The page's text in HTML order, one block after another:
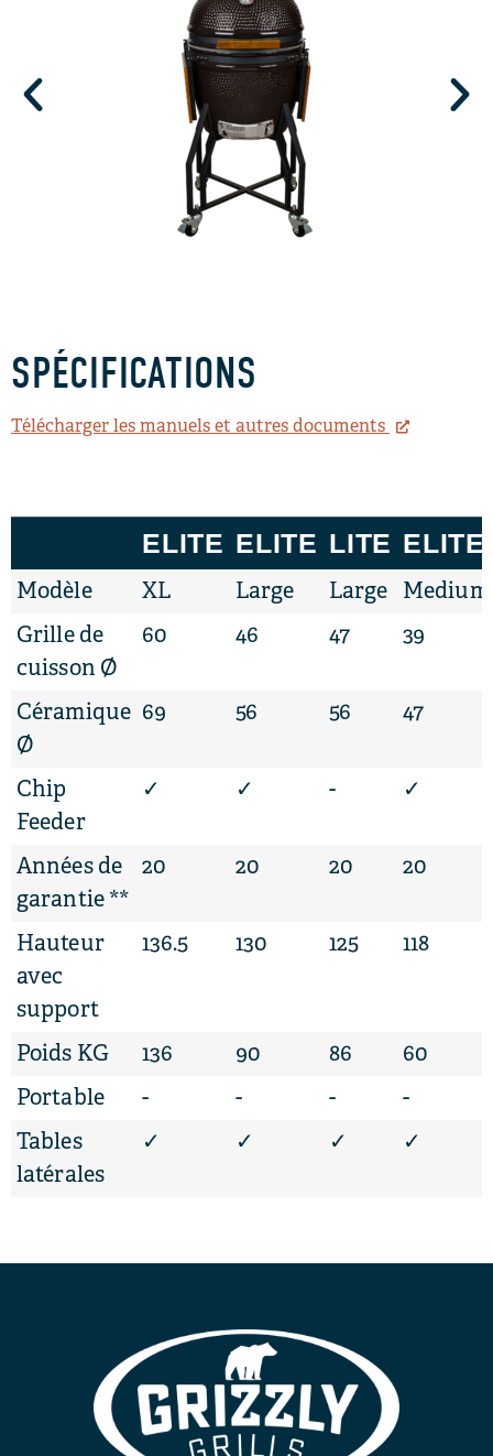
SPÉCIFICATIONS
Télécharger les manuels et autres documents
ELITE ELITE LITE ELITE
Modèle XL Large Large Medium
Grille de
cuisson Ø
60 46 47 39
Céramique
Ø
69 56 56 47
Chip
Feeder
✓ ✓ - ✓
Années de
garantie **
20 20 20 20
Hauteur
avec
support
136.5 130 125 118
Poids KG 136 90 86
60
Portable
- - -
-
Tables
latérales
✓ ✓ ✓ ✓